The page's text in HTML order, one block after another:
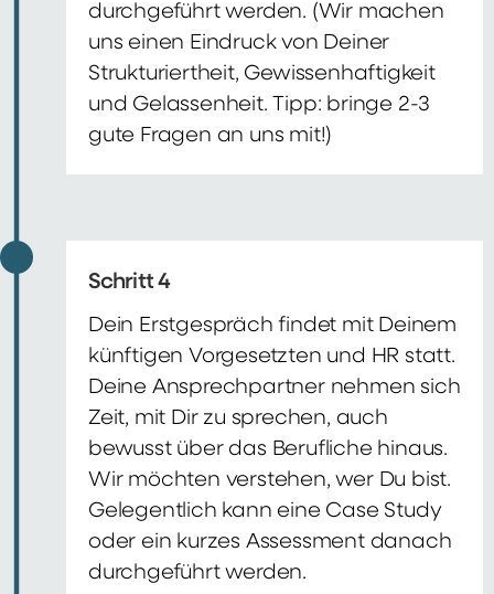
durchgeführt werden. (Wir machen
uns einen Eindruck von Deiner
Strukturiertheit, Gewissenhaftigkeit
und Gelassenheit. Tipp: bringe 2-3
gute Fragen an uns mit!)
Schritt 4
Dein Erstgespräch findet mit Deinem
künftigen Vorgesetzten und HR statt.
Deine Ansprechpartner nehmen sich
Zeit, mit Dir zu sprechen, auch
bewusst über das Berufliche hinaus.
Wir möchten verstehen, wer Du bist.
Gelegentlich kann eine Case Study
oder ein kurzes Assessment danach
durchgeführt werden.